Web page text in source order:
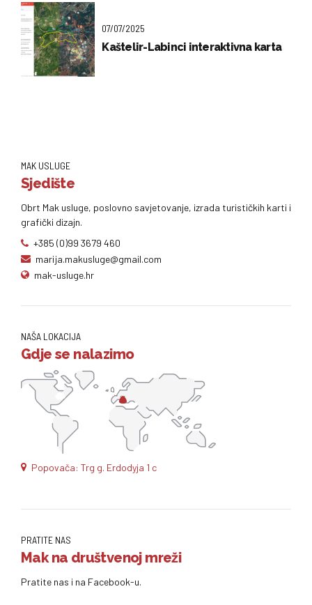
07/07/2025
Kaštelir-Labinci interaktivna karta
MAK USLUGE
Sjedište
Obrt Mak usluge, poslovno savjetovanje, izrada turističkih karti i
grafički dizajn.
+385 (0)99 3679 460
marija.makusluge@gmail.com
mak-usluge.hr
NAŠA LOKACIJA
Gdje se nalazimo
Popovača: Trg g. Erdodyja 1 c
PRATITE NAS
Mak na društvenoj mreži
Pratite nas i na Facebook-u.